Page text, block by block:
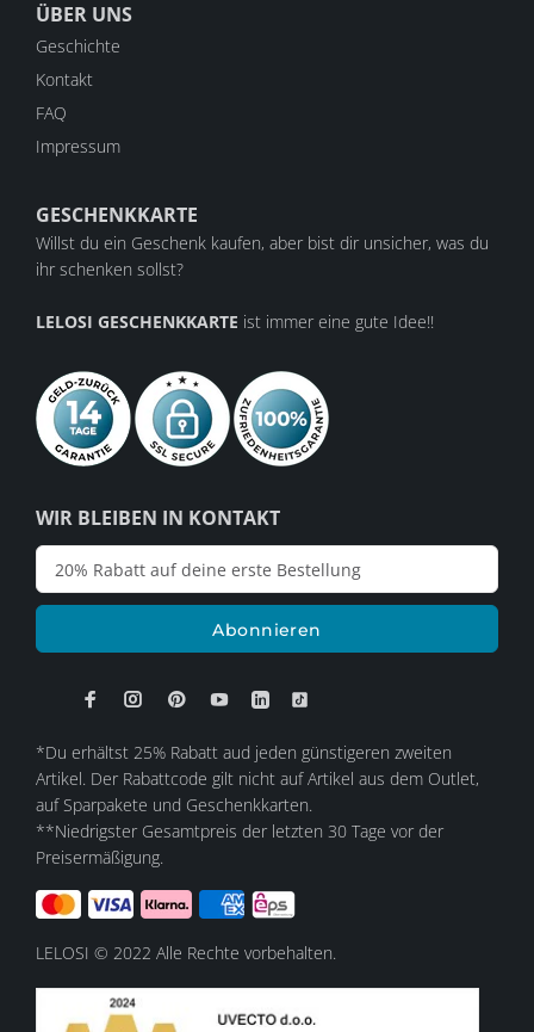
WIR BLEIBEN IN KONTAKT
Abonnieren
ÜBER UNS
Geschichte
Kontakt
FAQ
Impressum
GESCHENKKARTE
Willst du ein Geschenk kaufen, aber bist dir unsicher, was du
ihr schenken sollst?
LELOSI GESCHENKKARTE ist immer eine gute Idee!!
*Du erhältst 25% Rabatt aud jeden günstigeren zweiten
Artikel. Der Rabattcode gilt nicht auf Artikel aus dem Outlet,
auf Sparpakete und Geschenkkarten.
**Niedrigster Gesamtpreis der letzten 30 Tage vor der
Preisermäßigung.
LELOSI © 2022 Alle Rechte vorbehalten.